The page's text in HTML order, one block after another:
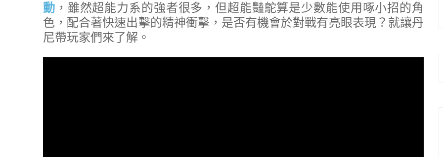
動 ，雖然超能力系的強者很多，但超能豔鴕算是少數能使用啄小招的角
色，配合著快速出擊的精神衝擊，是否有機會於對戰有亮眼表現？就讓丹
尼帶玩家們來了解。